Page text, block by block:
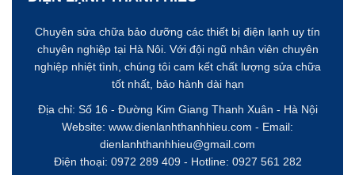
Chuyên sửa chữa bảo dưỡng các thiết bị điện lạnh uy tín
chuyên nghiệp tại Hà Nôi. Với đội ngũ nhân viên chuyên
nghiệp nhiệt tình, chúng tôi cam kết chất lượng sửa chữa
tốt nhất, bảo hành dài hạn
Địa chỉ: Số 16 - Đường Kim Giang Thanh Xuân - Hà Nội
Website: www.dienlanhthanhhieu.com - Email:
dienlanhthanhhieu@gmail.com
Điện thoại: 0972 289 409 - Hotline: 0927 561 282